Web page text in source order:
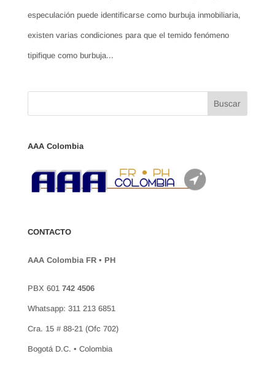
especulación puede identificarse como burbuja inmobiliaria,
existen varias condiciones para que el temido fenómeno
tipifique como burbuja...
AAA Colombia
CONTACTO
AAA Colombia FR • PH
PBX 601 742 4506
Whatsapp: 311 213 6851
Cra. 15 # 88-21 (Ofc 702)
Bogotá D.C. • Colombia